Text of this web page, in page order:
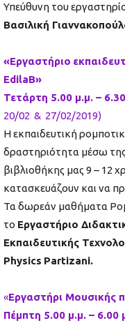
Υπεύθυνη του
Βασιλική
«Εργαστήριo
EdilaB»
Τετάρτη 5.00 μ.μ. –
20/02 & 27/02/2019)
Η εκπαιδευτική
δραστηριότητα μέσω της
βιβλιοθήκης μας 9 – 12
κατασκευάζουν και να
Τα δωρεάν μαθήματα
το Εργαστήριο
Εκπαιδευτικής
Physics Partizani.
«Εργαστήρι Μουσικής
Πέμπτη 5.00 μ.μ. – 6.00